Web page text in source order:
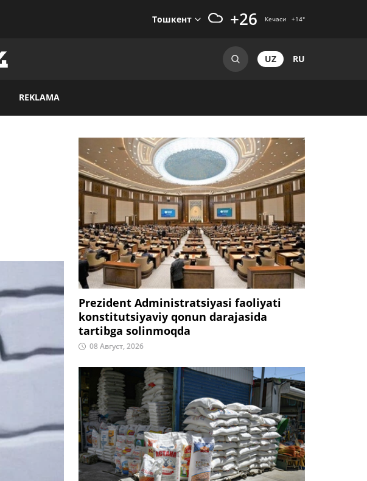
Тошкент +26 Кечаси +14°
UZ RU
REKLAMA
Prezident Administratsiyasi faoliyati
konstitutsiyaviy qonun darajasida
tartibga solinmoqda
08 Август, 2026